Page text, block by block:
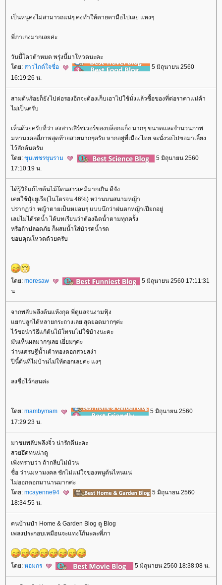
เป็นหนูคงไม่สามารถแน่ๆ คงทำให้ตายคามือไปเลย แหงๆ
พี่ภาเก่งมากเลยค่ะ
วันนี้โควต้าหมด พรุ่งนี้มาโหวตนะคะ
ดย: สาวไกด์ใจซื่อ
5 มิถุนายน 2560
16:19:26 น.
สามต้นร้อยก็ยังไปต่อรองอีกจะต้องเก็บเอาไปใช้มั่งแล้วซื้อของที่ต่อราคาแม่ค้า
ไม่เป็นครับ
เห็นด้วยครับที่ว่า สงสารเสิร์ชเวอร์ของบล็อกแก็ง มากๆ ขนาดและจำนวนภาพ
มหามงคลสี่ภาพสุดท้ายสวยมากๆครับ หากอยู่ที่เมืองไทย จะนั่งรถไปขอมาเลี้ยง
ไว้สักต้นครับ
ดย: ขุนเพชรขุนราม
5 มิถุนายน 2560
17:10:19 น.
ได้รู้วิธีแก้ไขต้นไม้โดนสารเคมีมากเกิน ดีจัง
เคยใช้ปุ๋ยยูเรีย(ไนโตรจน 46%) หว่านบนสนามหญ้า
ปรากฏว่า หญ้าตายเป็นหย่อมๆ แบบนึกว่าฝนตกหญ้าเปียกอยู่
เลยไม่ได้รดน้ำ ได้บทเรียนว่าต้องฉีดน้ำตามทุกครั้ง
หรือถ้าปลอดภัย ก็ผสมน้ำใส่บัวรดน้ำรด
ขอบคุณโหวตด้วยครับ
ดย: moresaw
5 มิถุนายน 2560 17:11:31
น.
จากพลับพลึงต้นแห้งกุด พี่ดูแลจนงามฟุ้ง
กปลูกได้หลายกระถางเลย สุดยอดมากๆค่ะ
ไว้ขอนำวิธีแก้ต้นไม้โทรมไปใช้บ้างนะคะ
มันเห็นผลมากๆเลย เยี่ยมๆค่ะ
ว่านเศรษฐีน้ำเต้าทองดอกสวยสง่า
ปีนี้ต้นที่ไม่บ้านไม่ให้ดอกเลยค่ะ แงๆ
ลงชื่อไว้ก่อนค่ะ
ดย: mambymam
5 มิถุนายน 2560
17:29:23 น.
มาชมพลับพลึงจิ๋ว น่ารักดีนะคะ
สวยอึดทนน่าดู
เพิ่งทราบว่า ถ้ากลีบไม่ม้วน
ชื่อ ว่านมหามงคล ชักไม่แน่ใจของหนูต้นไหนแน่
ไม่ออกดอกมานานมากค่ะ
ดย: mcayenne94
5 มิถุนายน 2560
18:34:55 น.
คนบ้านป่า Home & Garden Blog ดู Blog
เพลงประกอบเหมือนจะแทงโก้นะคะพี่ภา
ดย: หอมกร 5 มิถุนายน 2560 18:38:08 น.